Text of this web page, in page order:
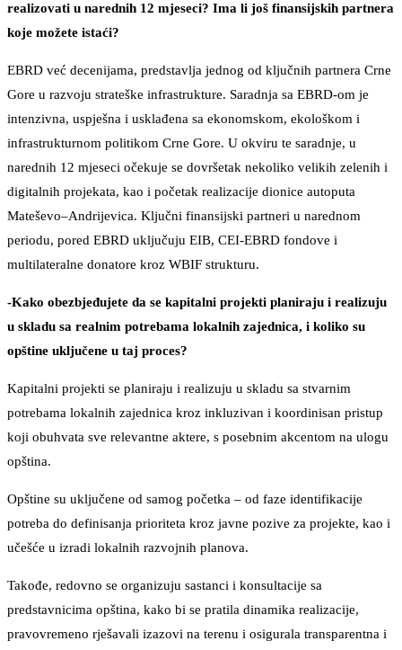
realizovati u narednih 12 mjeseci? Ima li još finansijskih partnera
koje možete istaći?
EBRD već decenijama, predstavlja jednog od ključnih partnera Crne
Gore u razvoju strateške infrastrukture. Saradnja sa EBRD-om je
intenzivna, uspješna i usklađena sa ekonomskom, ekološkom i
infrastrukturnom politikom Crne Gore. U okviru te saradnje, u
narednih 12 mjeseci očekuje se dovršetak nekoliko velikih zelenih i
digitalnih projekata, kao i početak realizacije dionice autoputa
Mateševo–Andrijevica. Ključni finansijski partneri u narednom
periodu, pored EBRD uključuju EIB, CEI‑EBRD fondove i
multilateralne donatore kroz WBIF strukturu.
-Kako obezbjeđujete da se kapitalni projekti planiraju i realizuju
u skladu sa realnim potrebama lokalnih zajednica, i koliko su
opštine uključene u taj proces?
Kapitalni projekti se planiraju i realizuju u skladu sa stvarnim
potrebama lokalnih zajednica kroz inkluzivan i koordinisan pristup
koji obuhvata sve relevantne aktere, s posebnim akcentom na ulogu
opština.
Opštine su uključene od samog početka – od faze identifikacije
potreba do definisanja prioriteta kroz javne pozive za projekte, kao i
učešće u izradi lokalnih razvojnih planova.
Takođe, redovno se organizuju sastanci i konsultacije sa
predstavnicima opština, kako bi se pratila dinamika realizacije,
pravovremeno rješavali izazovi na terenu i osigurala transparentna i